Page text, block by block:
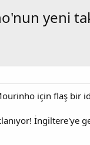
yeni
için flaş bir
İngiltere'ye